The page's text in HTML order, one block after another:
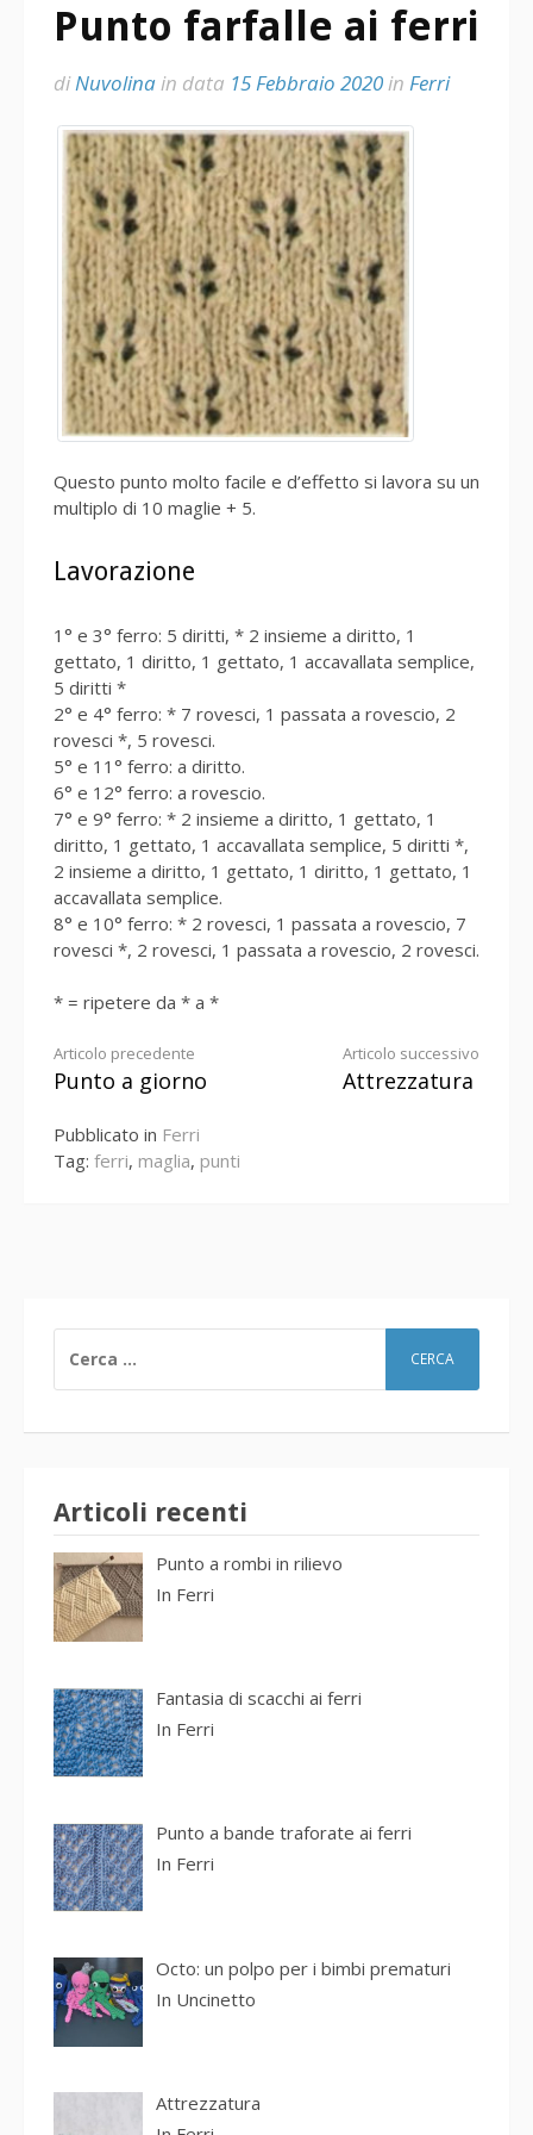
Punto farfalle ai ferri
diNuvolinain data 15 Febbraio 2020in Ferri
Questo punto molto facile e d’effetto si lavora su un
multiplo di 10 maglie + 5.
Lavorazione
1° e 3° ferro: 5 diritti, * 2 insieme a diritto, 1
gettato, 1 diritto, 1 gettato, 1 accavallata semplice,
5 diritti *
2° e 4° ferro: * 7 rovesci, 1 passata a rovescio, 2
rovesci *, 5 rovesci.
5° e 11° ferro: a diritto.
6° e 12° ferro: a rovescio.
7° e 9° ferro: * 2 insieme a diritto, 1 gettato, 1
diritto, 1 gettato, 1 accavallata semplice, 5 diritti *,
2 insieme a diritto, 1 gettato, 1 diritto, 1 gettato, 1
accavallata semplice.
8° e 10° ferro: * 2 rovesci, 1 passata a rovescio, 7
rovesci *, 2 rovesci, 1 passata a rovescio, 2 rovesci.
* = ripetere da * a *
Continua
leggere
Articolo precedente
Punto a giorno
Articolo successivo
Attrezzatura
Pubblicato in Ferri
Tag: ferri, maglia, punti
PER:
Articoli recenti
Punto a rombi in rilievo
In Ferri
Fantasia di scacchi ai ferri
In Ferri
Punto a bande traforate ai ferri
In Ferri
Octo: un polpo per i bimbi prematuri
In Uncinetto
Attrezzatura